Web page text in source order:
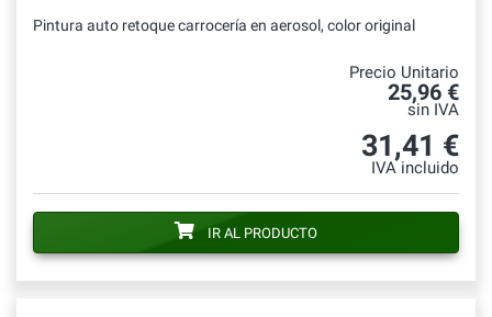
Pintura auto retoque carrocería en aerosol, color original
Precio Unitario
25,96 €
sin IVA
31,41 €
IVA incluido
IR AL PRODUCTO